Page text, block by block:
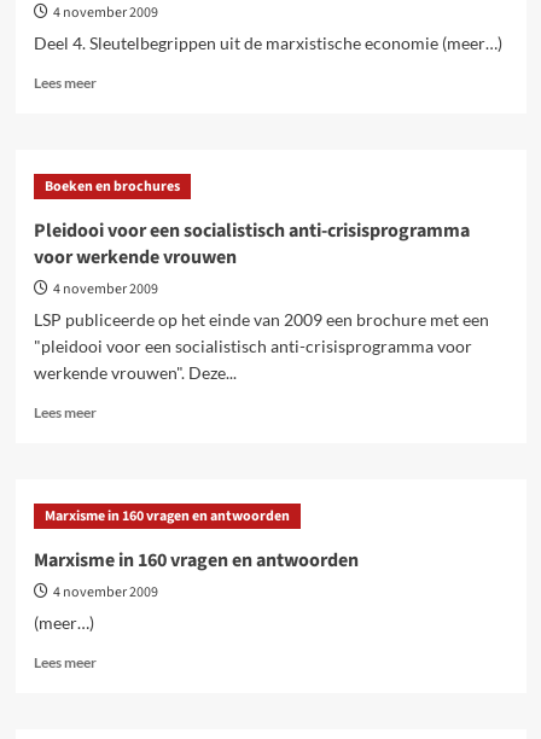
antwoorden
4 november 2009
Deel 4. Sleutelbegrippen uit de marxistische economie (meer…)
Lees meerLees
in
160
en
antwoorden
Boeken en brochures
Pleidooi voor een socialistisch anti-crisisprogramma
voor werkende vrouwen
4 november 2009
LSP publiceerde op het einde van 2009 een brochure met een
"pleidooi voor een socialistisch anti-crisisprogramma voor
werkende vrouwen". Deze...
Lees meerLees
voor
een
anti-
crisisprogramma
vrouwen
Marxisme in 160 vragen en antwoorden
Marxisme in 160 vragen en antwoorden
4 november 2009
(meer…)
Lees meerLees